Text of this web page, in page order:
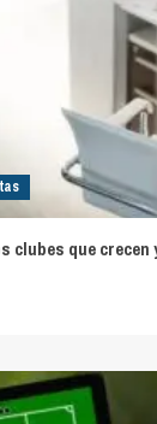
clubes que crecen